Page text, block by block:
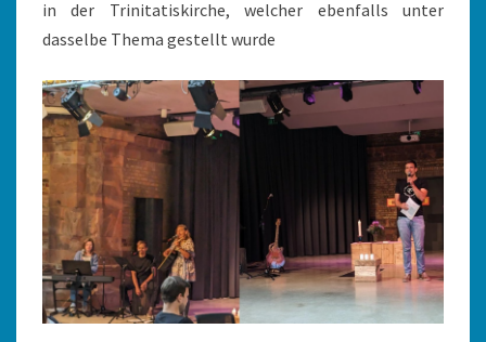
in der Trinitatiskirche, welcher ebenfalls unter
dasselbe Thema gestellt wurde